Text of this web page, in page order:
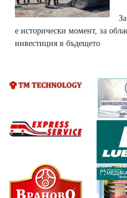
е исторически момент, за
инвестиция в бъдещето